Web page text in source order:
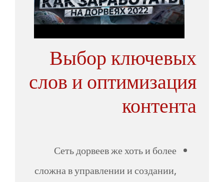
Выбор ключевых
слов и оптимизация
контента
Сеть дорвеев же хоть и более
сложна в управлении и создании,